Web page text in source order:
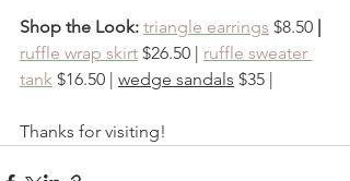
Shop the Look: triangle earrings $8.50
ruffle wrap skirt $26.50 | ruffle sweater
tank $16.50 | wedge sandals $35 |
Thanks for visiting!